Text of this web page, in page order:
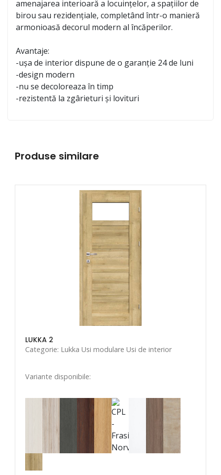
amenajarea interioară a locuințelor, a spațiilor de
birou sau rezidențiale, completând într-o manieră
armonioasă decorul modern al încăperilor.
Avantaje:
-ușa de interior dispune de o garanție 24 de luni
-design modern
-nu se decoloreaza în timp
-rezistentă la zgârieturi și lovituri
Produse similare
LUKKA 2
Categorie: Lukka Usi modulare Usi de interior
Variante disponibile: